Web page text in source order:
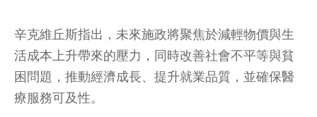
辛克維丘斯指出，未來施政將聚焦於減輕物價與生
活成本上升帶來的壓力，同時改善社會不平等與貧
困問題，推動經濟成長、提升就業品質，並確保醫
療服務可及性。